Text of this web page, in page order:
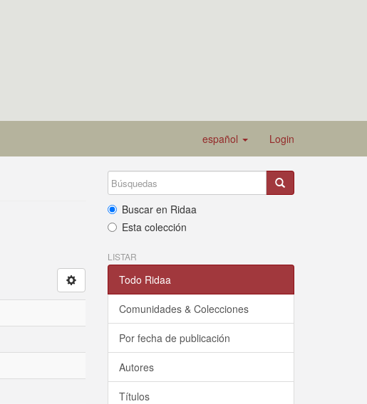
español Login
Buscar en Ridaa
Esta colección
LISTAR
Todo Ridaa
Comunidades & Colecciones
Por fecha de publicación
Autores
Títulos